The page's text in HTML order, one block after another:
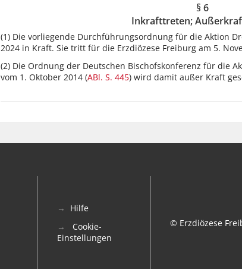
§ 6
Inkrafttreten;
(1) Die vorliegende Durchführungsordnung für die Aktion
2024 in Kraft. Sie tritt für die Erzdiözese Freiburg am 5.
(2) Die Ordnung der Deutschen Bischofskonferenz für die
vom 1. Oktober 2014 (ABl. S. 445) wird damit außer Kraft
Hilfe
Cookie-
Einstellungen
© Erzdiözese